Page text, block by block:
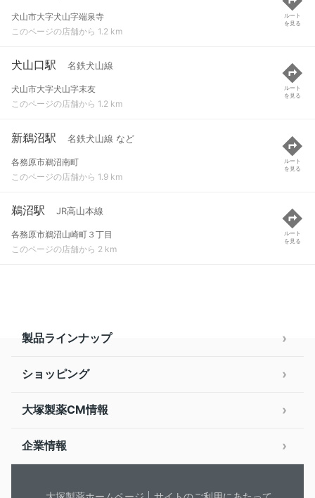
犬山市大字犬山字端泉寺
このページの店舗から 1.2 km
ルート
を見る
犬山口駅 名鉄犬山線
犬山市大字犬山字末友
このページの店舗から 1.2 km
ルート
を見る
新鵜沼駅 名鉄犬山線 など
各務原市鵜沼南町
このページの店舗から 1.9 km
ルート
を見る
鵜沼駅 JR高山本線
各務原市鵜沼山崎町３丁目
このページの店舗から 2 km
ルート
を見る
製品ラインナップ
ショッピング
大塚製薬CM情報
企業情報